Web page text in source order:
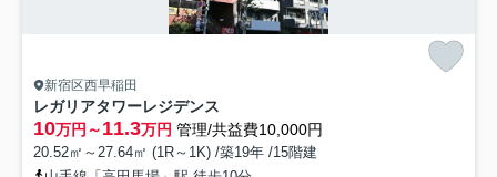
新宿区西早稲田
レガリアタワーレジデンス
10万円～11.3万円 管理/共益費10,000円
20.52㎡～27.64㎡ (1R～1K) /築19年 /15階建